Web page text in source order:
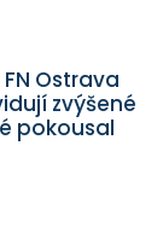
Ostrava
zvýšené
pokousal